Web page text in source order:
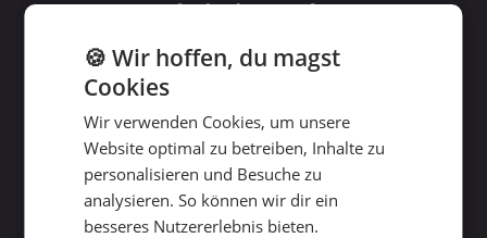
Verfügbarkeit prüfen!
bis
🍪 Wir hoffen, du magst
Cookies
Wir verwenden Cookies, um unsere
Website optimal zu betreiben, Inhalte zu
personalisieren und Besuche zu
analysieren. So können wir dir ein
besseres Nutzererlebnis bieten.